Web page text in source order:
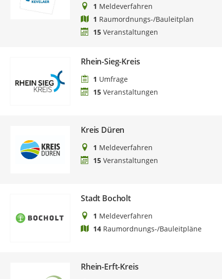
1 Meldeverfahren
1 Raumordnungs-/Bauleitplan
15 Veranstaltungen
Rhein-Sieg-Kreis
1 Umfrage
15 Veranstaltungen
Kreis Düren
1 Meldeverfahren
15 Veranstaltungen
Stadt Bocholt
1 Meldeverfahren
14 Raumordnungs-/Bauleitpläne
Rhein-Erft-Kreis